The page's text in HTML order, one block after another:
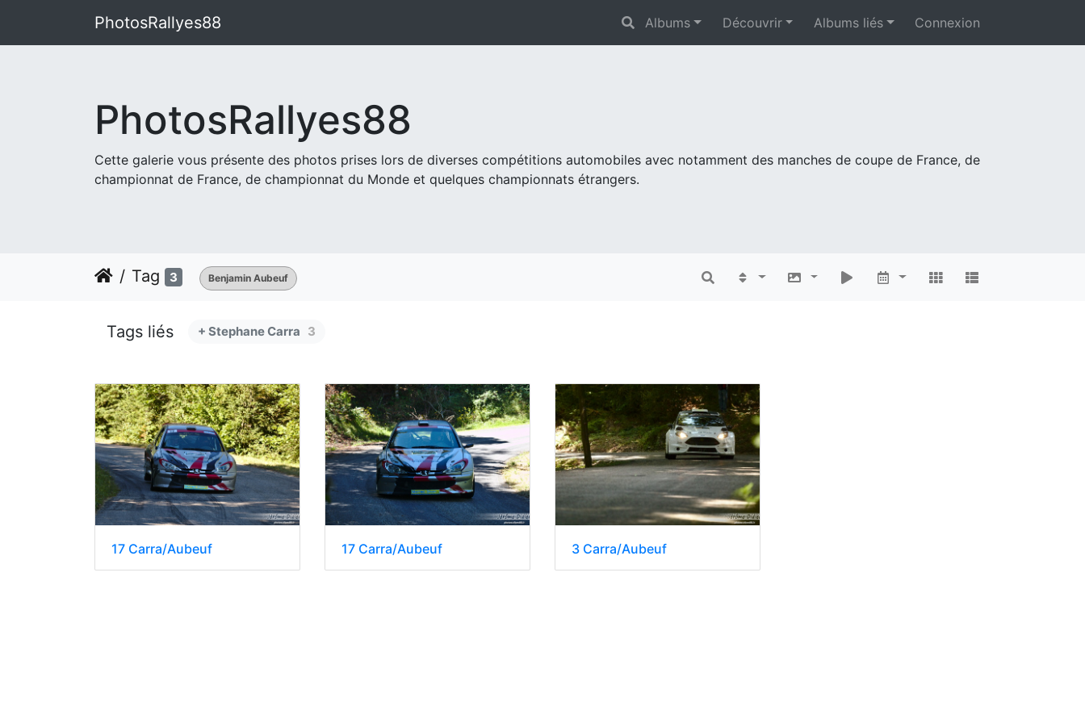
PhotosRallyes88 Albums Découvrir Albums liés Connexion
PhotosRallyes88
Cette galerie vous présente des photos prises lors de diverses compétitions automobiles avec notamment des manches de coupe de France, de
championnat de France, de championnat du Monde et quelques championnats étrangers.
Tag 3 Benjamin Aubeuf
Tags liés + Stephane Carra 3
17 Carra/Aubeuf 17 Carra/Aubeuf 3 Carra/Aubeuf